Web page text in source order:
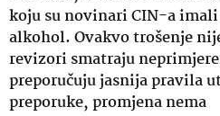
koju su novinari CIN-a
alkohol. Ovakvo trošenje
revizori smatraju
preporučuju jasnija pravila
preporuke, promjena nema